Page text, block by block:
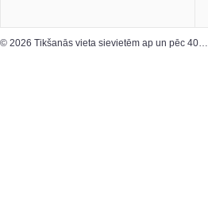
© 2026 Tikšanās vieta sievietēm ap un pēc 40…